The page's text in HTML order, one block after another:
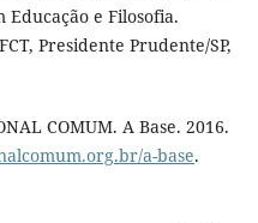
Educação e Filosofia.
Presidente Prudente/SP,
COMUM. A Base. 2016.
a-base.